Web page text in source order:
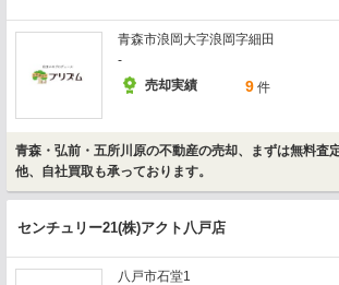
青森市浪岡大字浪岡字細田
-
売却実績
9 件
青森・弘前・五所川原の不動産の売却、まずは無料査
他、自社買取も承っております。
センチュリー21(株)アクト八戸店
八戸市石堂1